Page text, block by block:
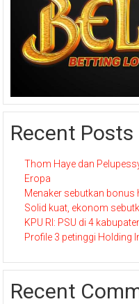
Recent Posts
Thom Haye dan
Eropa
Menaker sebutkan bonus
Solid kuat, ekonom
KPU RI: PSU di 4
Profile 3 petinggi Holding
Recent